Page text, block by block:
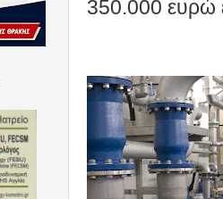
350.000 ευρώ